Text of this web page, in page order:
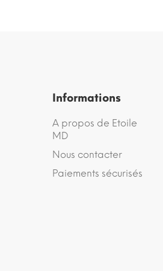
Informations
A propos de Etoile
MD
Nous contacter
Paiements sécurisés